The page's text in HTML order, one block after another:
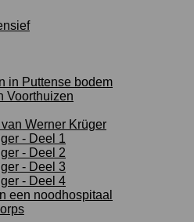
in Puttense bodem
Voorthuizen
Werner Krüger
- Deel 1
- Deel 2
- Deel 3
- Deel 4
een noodhospitaal